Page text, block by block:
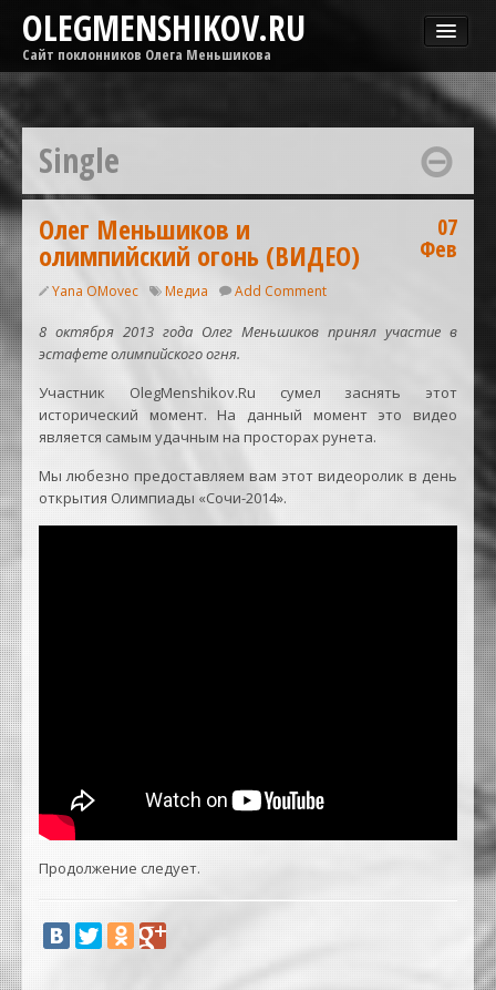
OLEGMENSHIKOV.RU
Сайт поклонников Олега Меньшикова
Афиша
Гастроли
Медиа
ОМГ
Фильмы
Single
Олег Меньшиков и
олимпийский огонь (ВИДЕО)
Yana OMovec Медиа Add Comment
07
Фев
8 октября 2013 года Олег Меньшиков принял участие в
эстафете олимпийского огня.
Участник OlegMenshikov.Ru сумел заснять этот
исторический момент. На данный момент это видео
является самым удачным на просторах рунета.
Мы любезно предоставляем вам этот видеоролик в день
открытия Олимпиады «Сочи-2014».
Продолжение следует.